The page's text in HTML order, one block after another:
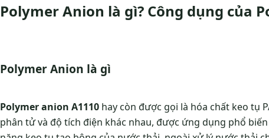
Polymer Anion là gì? Công dụng của
Polymer Anion là gì
Polymer anion A1110 hay còn được gọi là hóa chất keo tụ
phân tử và độ tích điện khác nhau, được ứng dụng phổ